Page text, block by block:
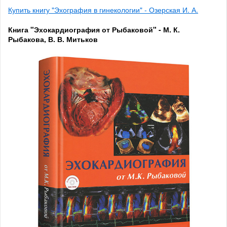
Купить книгу "Эхография в гинекологии" - Озерская И. А.
Книга "Эхокардиография от Рыбаковой" - М. К.
Рыбакова, В. В. Митьков